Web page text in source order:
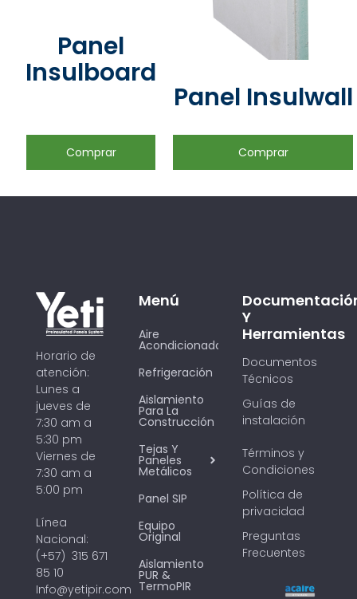
Panel
Insulboard
Comprar
Panel Insulwall
Comprar
Horario de
atención:
Lunes a
jueves de
7:30 am a
5:30 pm
Viernes de
7:30 am a
5:00 pm
Línea
Nacional:
(+57) 315 671
85 10
Info@yetipir.com
Menú
Aire
Acondicionado
Refrigeración
Aislamiento
Para La
Construcción
Tejas Y
Paneles
Metálicos
Panel SIP
Equipo
Original
Aislamiento
PUR &
TermoPIR
Y
Herramientas
Documentos
Técnicos
Guías de
instalación
Términos y
Condiciones
Política de
privacidad
Preguntas
Frecuentes